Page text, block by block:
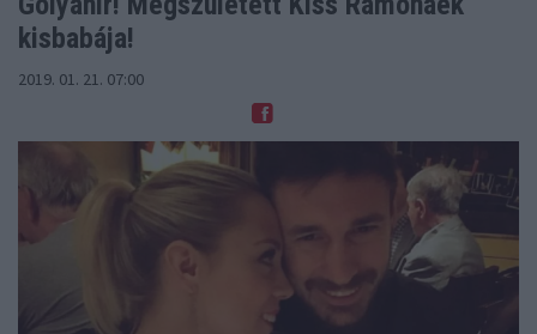
kisbabája!
2019. 01. 21. 07:00